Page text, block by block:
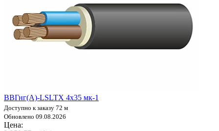
ВВГнг(А)-LSLTX 4х35 мк-1
Доступно к заказу 72 м
Обновлено 09.08.2026
Цена: